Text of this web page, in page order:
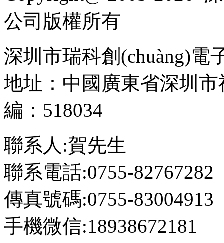
公司 版權所有
深圳市瑞科創(chuàng)電
地址：中國廣東省深圳
編：518034
聯系人:賀先生
聯系電話:0755-82767282
傳真號碼:0755-83004913
手機微信:18938672181